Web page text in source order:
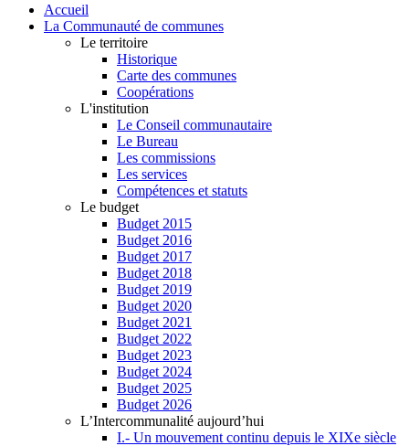
Accueil
La Communauté de communes
Le territoire
Historique
Carte des communes
Coopérations
L'institution
Le Conseil communautaire
Le Bureau
Les commissions
Les services
Compétences et statuts
Le budget
Budget 2015
Budget 2016
Budget 2017
Budget 2018
Budget 2019
Budget 2020
Budget 2021
Budget 2022
Budget 2023
Budget 2024
Budget 2025
Budget 2026
L’Intercommunalité aujourd’hui
I.- Un mouvement continu depuis le XIXe siècle